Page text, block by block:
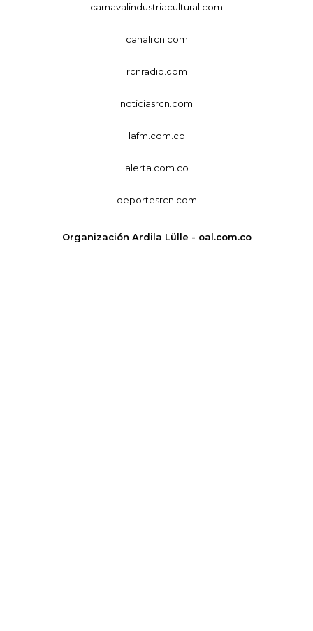
carnavalindustriacultural.com
canalrcn.com
rcnradio.com
noticiasrcn.com
lafm.com.co
alerta.com.co
deportesrcn.com
Organización Ardila Lülle - oal.com.co